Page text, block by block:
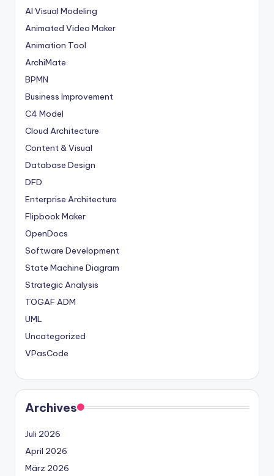
AI Visual Modeling
Animated Video Maker
Animation Tool
ArchiMate
BPMN
Business Improvement
C4 Model
Cloud Architecture
Content & Visual
Database Design
DFD
Enterprise Architecture
Flipbook Maker
OpenDocs
Software Development
State Machine Diagram
Strategic Analysis
TOGAF ADM
UML
Uncategorized
VPasCode
Archives
Juli 2026
April 2026
März 2026